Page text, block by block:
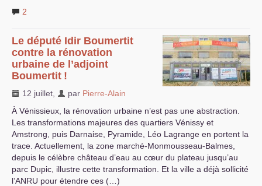
2
Le député Idir Boumertit
contre la rénovation
urbaine de l’adjoint
Boumertit !
12 juillet par Pierre-Alain
À Vénissieux, la rénovation urbaine n’est pas une abstraction.
Les transformations majeures des quartiers Vénissy et
Amstrong, puis Darnaise, Pyramide, Léo Lagrange en portent la
trace. Actuellement, la zone marché-Monmousseau-Balmes,
depuis le célèbre château d’eau au cœur du plateau jusqu’au
parc Dupic, illustre cette transformation. Et la ville a déjà sollicité
l’ANRU pour étendre ces (…)